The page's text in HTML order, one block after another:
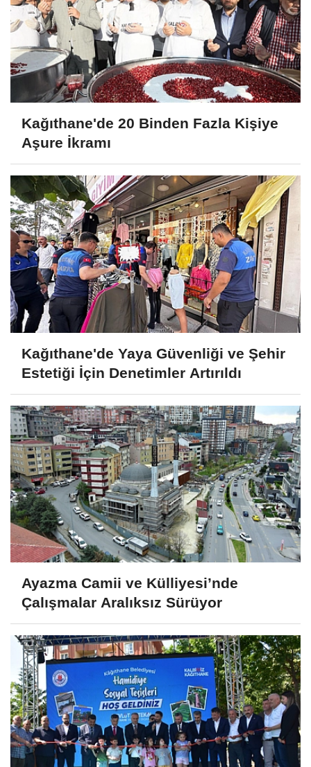
Kağıthane'de 20 Binden Fazla Kişiye
Aşure İkramı
Kağıthane'de Yaya Güvenliği ve Şehir
Estetiği İçin Denetimler Artırıldı
Ayazma Camii ve Külliyesi’nde
Çalışmalar Aralıksız Sürüyor